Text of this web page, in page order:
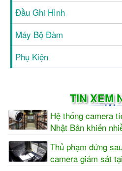
Đầu Ghi Hình
Máy Bộ Đàm
Phụ Kiện
TIN XEM
Hệ thống camera
Nhật Bản khiến
Thủ phạm đứng
camera giám sát